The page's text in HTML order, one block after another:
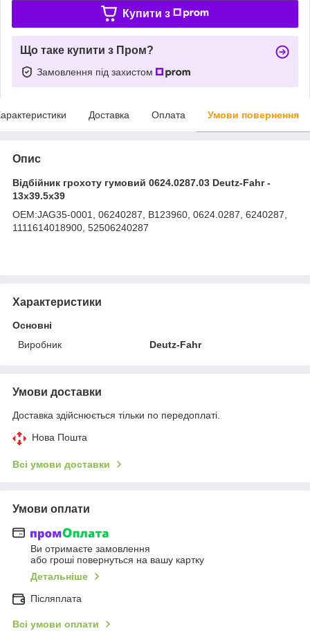
Купити з
Що таке купити з Пром?
Замовлення під захистом
Доставка Оплата Умови повернення
Опис
Відбійник грохоту гумовий 0624.0287.03 Deutz-Fahr -
13x39.5x39
ОЕМ:JAG35-0001, 06240287, B123960, 0624.0287, 6240287,
1111614018900, 52506240287
Характеристики
Основні
Виробник
Deutz-Fahr
Умови доставки
Доставка здійснюється тільки по передоплаті.
Нова Пошта
Всі умови доставки
Умови оплати
Ви отримаєте замовлення
або гроші повернуться на вашу картку
Детальніше
Післяплата
Всі умови оплати